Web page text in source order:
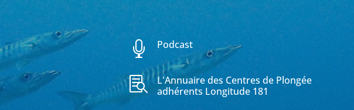
 Podcast

L'Annuaire des Centres de Plongée
adhérents Longitude 181